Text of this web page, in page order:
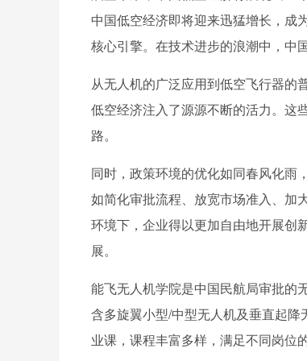
中国低空经济即将迎来迅猛增长，成
核心引擎。在技术进步的浪潮中，中
从无人机的广泛应用到低空飞行器的
低空经济注入了源源不断的活力。这
路。
同时，政策环境的优化如同春风化雨
如简化审批流程、放宽市场准入、加
环境下，企业得以更加自由地开展创
展。
能飞无人机学院是中国民航局审批的
含多旋翼小型/中型无人机及垂直起
业课，课程丰富多样，满足不同岗位